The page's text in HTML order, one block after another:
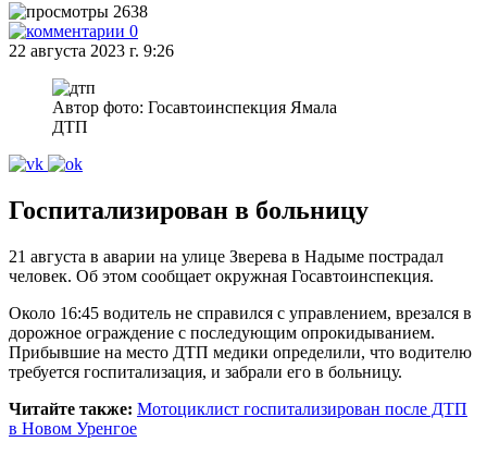
2638
0
22 августа 2023 г. 9:26
Автор фото: Госавтоинспекция Ямала
ДТП
Госпитализирован в больницу
21 августа в аварии на улице Зверева в Надыме пострадал
человек. Об этом сообщает окружная Госавтоинспекция.
Около 16:45 водитель не справился с управлением, врезался в
дорожное ограждение с последующим опрокидыванием.
Прибывшие на место ДТП медики определили, что водителю
требуется госпитализация, и забрали его в больницу.
Читайте также: Мотоциклист госпитализирован после ДТП
в Новом Уренгое